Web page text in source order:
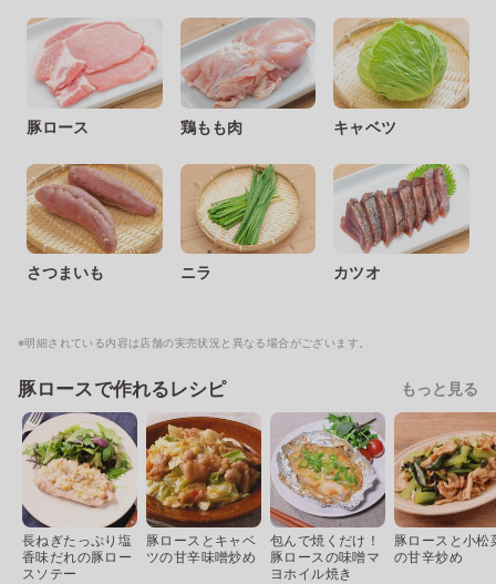
豚ロース 鶏もも肉 キャベツ
さつまいも ニラ カツオ
※明細されている内容は店舗の実売状況と異なる場合がございます。
豚ロースで作れるレシピ もっと見る
長ねぎたっぷり塩
香味だれの豚ロー
スソテー
豚ロースとキャベ
ツの甘辛味噌炒め
包んで焼くだけ！
豚ロースの味噌マ
ヨホイル焼き
豚ロースと小松
の甘辛炒め